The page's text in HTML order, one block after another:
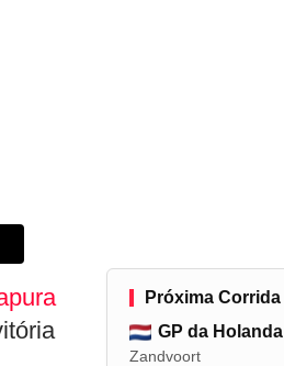
Próxima Corrida
GP da Holanda
Zandvoort